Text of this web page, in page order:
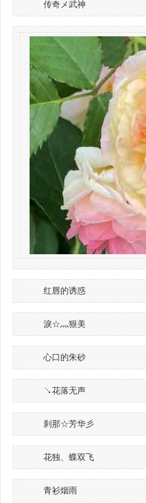
传奇メ武神
红唇的诱惑
淚☆灬狠美
心口的朱砂
↘花落无声
刹那☆芳华彡
花独、蝶双飞
青衫烟雨